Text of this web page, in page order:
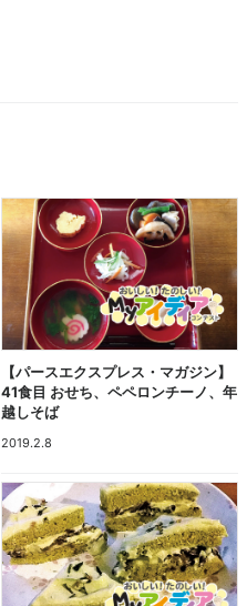
【パースエクスプレス・マガジン】
41食目 おせち、ペペロンチーノ、年
越しそば
2019.2.8